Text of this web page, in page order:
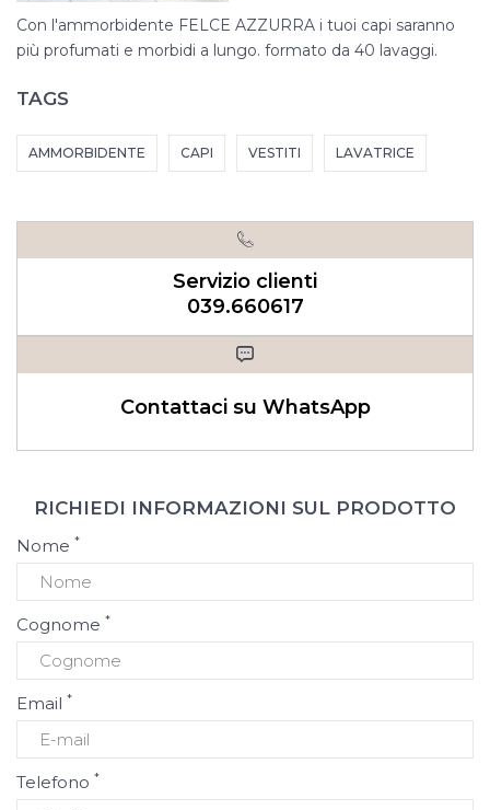
Con l'ammorbidente FELCE AZZURRA i tuoi capi saranno
più profumati e morbidi a lungo. formato da 40 lavaggi.
TAGS
AMMORBIDENTE CAPI VESTITI LAVATRICE
Servizio clienti
039.660617
Contattaci su WhatsApp
RICHIEDI INFORMAZIONI SUL PRODOTTO
Nome *
Cognome *
Email *
Telefono *